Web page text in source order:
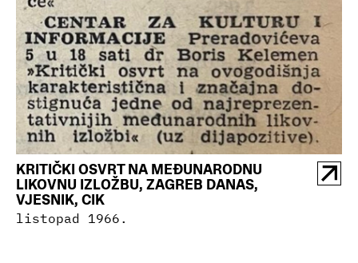
KRITIČKI OSVRT NA MEĐUNARODNU
LIKOVNU IZLOŽBU, ZAGREB DANAS,
VJESNIK, CIK
listopad 1966.